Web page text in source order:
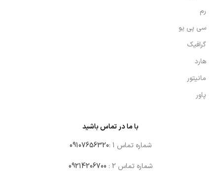
رم
سی پی یو
گرافیک
هارد
مانیتور
پاور
با ما در تماس باشید
شماره تماس 1 :
09107656320
شماره تماس 2 :